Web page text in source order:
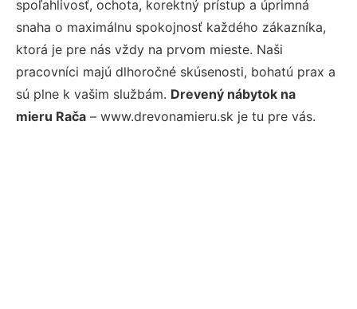
spoľahlivosť, ochota, korektný prístup a úprimná
snaha o maximálnu spokojnosť každého zákazníka,
ktorá je pre nás vždy na prvom mieste. Naši
pracovníci majú dlhoročné skúsenosti, bohatú prax a
sú plne k vašim službám. Drevený nábytok na
mieru Rača – www.drevonamieru.sk je tu pre vás.